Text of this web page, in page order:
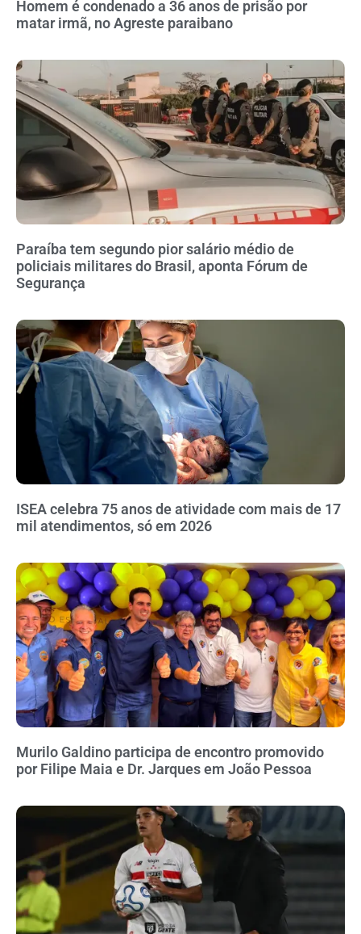
Homem é condenado a 36 anos de prisão por
matar irmã, no Agreste paraibano
Paraíba tem segundo pior salário médio de
policiais militares do Brasil, aponta Fórum de
Segurança
ISEA celebra 75 anos de atividade com mais de 17
mil atendimentos, só em 2026
Murilo Galdino participa de encontro promovido
por Filipe Maia e Dr. Jarques em João Pessoa